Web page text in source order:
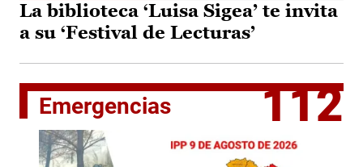
La biblioteca ‘Luisa Sigea’ te invita
a su ‘Festival de Lecturas’
Emergencias 112